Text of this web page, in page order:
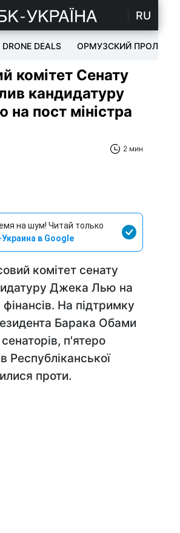
RU
DRONE DEALS ОРМУЗСКИЙ ПРОЛИВ
комітет Сенату
кандидатуру
пост міністра
2 мин
на шум! Читай только
Украина в Google
комітет сенату
Джека Лью на
фінансів. На підтримку
Барака Обами
п'ятеро
Республіканської
проти.